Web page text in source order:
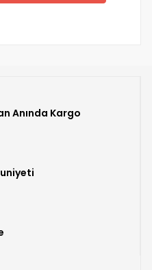
Anında Kargo